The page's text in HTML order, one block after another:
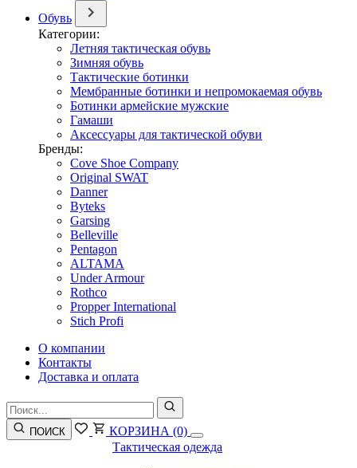
Обувь
Категории:
Летняя тактическая обувь
Зимняя обувь
Тактические ботинки
Мембранные ботинки и непромокаемая обувь
Ботинки армейские мужские
Гамаши
Аксессуары для тактической обуви
Бренды:
Cove Shoe Company
Original SWAT
Danner
Byteks
Garsing
Belleville
Pentagon
ALTAMA
Under Armour
Rothco
Propper International
Stich Profi
О компании
Контакты
Доставка и оплата
ПОИСК КОРЗИНА (0)
Тактическая одежда